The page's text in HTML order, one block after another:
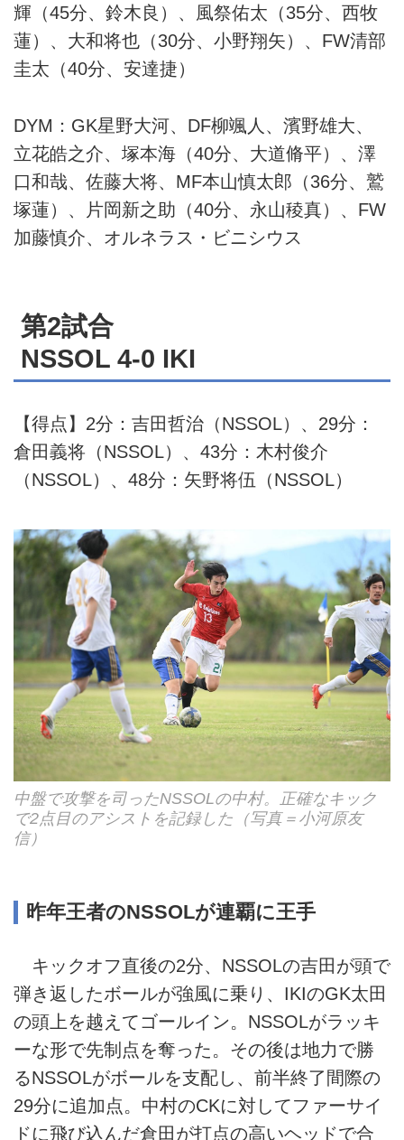
輝（45分、鈴木良）、風祭佑太（35分、西牧
蓮）、大和将也（30分、小野翔矢）、FW清部
圭太（40分、安達捷）
DYM：GK星野大河、DF柳颯人、濱野雄大、
立花皓之介、塚本海（40分、大道脩平）、澤
口和哉、佐藤大将、MF本山慎太郎（36分、鷲
塚蓮）、片岡新之助（40分、永山稜真）、FW
加藤慎介、オルネラス・ビニシウス
第2試合
NSSOL 4-0 IKI
【得点】2分：吉田哲治（NSSOL）、29分：
倉田義将（NSSOL）、43分：木村俊介
（NSSOL）、48分：矢野将伍（NSSOL）
中盤で攻撃を司ったNSSOLの中村。正確なキック
で2点目のアシストを記録した（写真＝小河原友
信）
昨年王者のNSSOLが連覇に王手
キックオフ直後の2分、NSSOLの吉田が頭で
弾き返したボールが強風に乗り、IKIのGK太田
の頭上を越えてゴールイン。NSSOLがラッキ
ーな形で先制点を奪った。その後は地力で勝
るNSSOLがボールを支配し、前半終了間際の
29分に追加点。中村のCKに対してファーサイ
ドに飛び込んだ倉田が打点の高いヘッドで合